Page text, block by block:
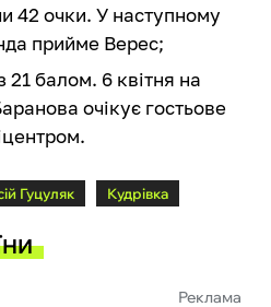
42 очки. У наступному
прийме Верес;
21 балом. 6 квітня на
очікує гостьове
Гуцуляк Кудрівка
Реклама